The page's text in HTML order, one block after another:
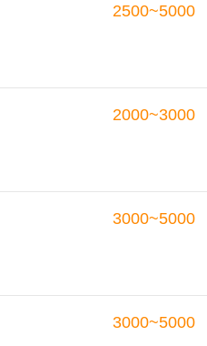
2500~5000
2000~3000
3000~5000
3000~5000